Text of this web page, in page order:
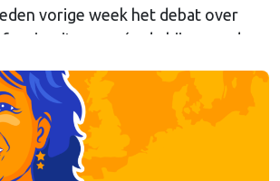
vorige week het debat over
uitgaven, én de bijpassende